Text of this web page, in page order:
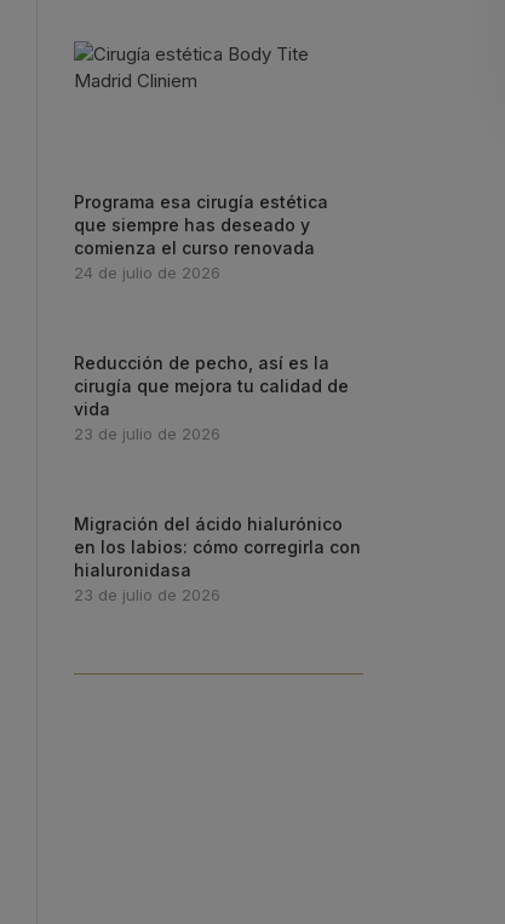
Programa esa cirugía estética
que siempre has deseado y
comienza el curso renovada
24 de julio de 2026
Reducción de pecho, así es la
cirugía que mejora tu calidad de
vida
23 de julio de 2026
Migración del ácido hialurónico
en los labios: cómo corregirla con
hialuronidasa
23 de julio de 2026